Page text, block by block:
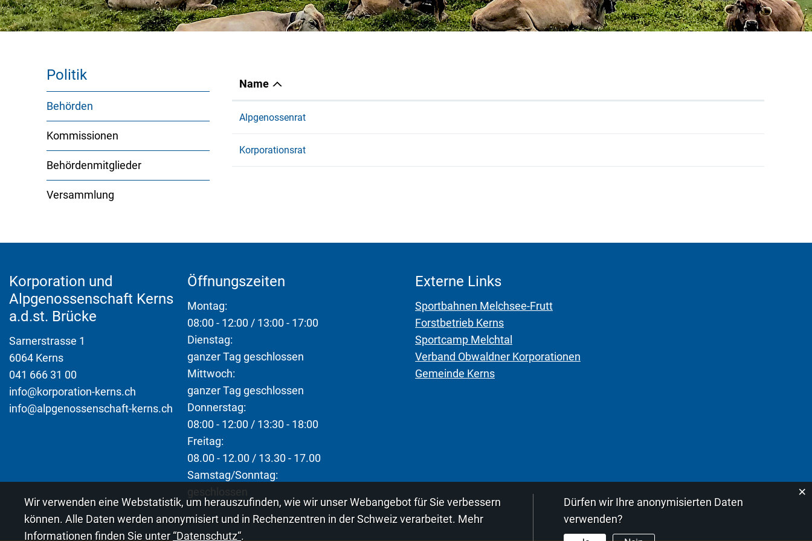
Politik
Behörden
Kommissionen
Behördenmitglieder
Versammlung
Name
Alpgenossenrat
Korporationsrat
Korporation und
Alpgenossenschaft Kerns
a.d.st. Brücke
Sarnerstrasse 1
6064 Kerns
041 666 31 00
info@korporation-kerns.ch
info@alpgenossenschaft-kerns.ch
Öffnungszeiten
Montag:
08:00 - 12:00 / 13:00 - 17:00
Dienstag:
ganzer Tag geschlossen
Mittwoch:
ganzer Tag geschlossen
Donnerstag:
08:00 - 12:00 / 13:30 - 18:00
Freitag:
08.00 - 12.00 / 13.30 - 17.00
Samstag/Sonntag:
geschlossen
Externe Links
Sportbahnen Melchsee-Frutt
Forstbetrieb Kerns
Sportcamp Melchtal
Verband Obwaldner Korporationen
Gemeinde Kerns
Webstatistik
Wir verwenden eine Webstatistik, um herauszufinden, wie wir unser Webangebot für Sie verbessern
können. Alle Daten werden anonymisiert und in Rechenzentren in der Schweiz verarbeitet. Mehr
Informationen finden Sie unter“Datenschutz“.
Dürfen wir Ihre anonymisierten Daten
verwenden?
×